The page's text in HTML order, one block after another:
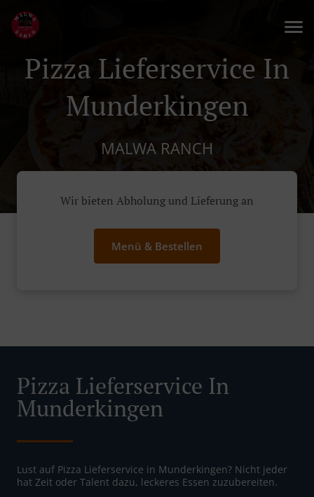
Pizza Lieferservice In
Munderkingen
MALWA RANCH
Wir bieten Abholung und Lieferung an
Menü & Bestellen
Pizza Lieferservice In
Munderkingen
Lust auf Pizza Lieferservice in Munderkingen? Nicht jeder
hat Zeit oder Talent dazu, leckeres Essen zuzubereiten.